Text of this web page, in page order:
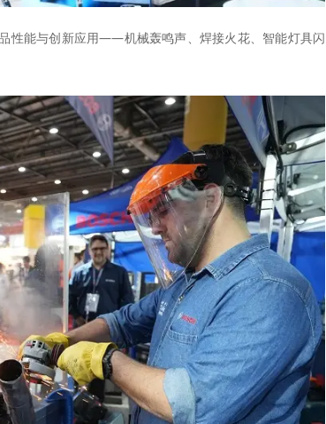
性能与创新应用——机械轰鸣声、焊接火花、智能灯具闪